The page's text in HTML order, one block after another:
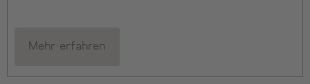
Mehr erfahren